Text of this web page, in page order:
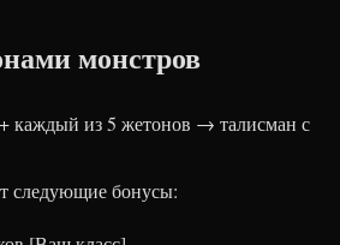
монстров
каждый из 5 жетонов → талисман с
следующие бонусы: